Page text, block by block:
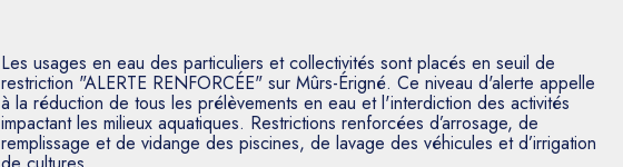
Les usages en eau des particuliers et collectivités sont placés en seuil de
restriction "ALERTE RENFORCÉE" sur Mûrs-Érigné. Ce niveau d'alerte appelle
à la réduction de tous les prélèvements en eau et l'interdiction des activités
impactant les milieux aquatiques. Restrictions renforcées d’arrosage, de
remplissage et de vidange des piscines, de lavage des véhicules et d’irrigation